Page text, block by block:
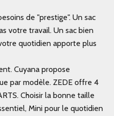
de "prestige". Un sac
votre travail. Un sac bien
quotidien apporte plus
Cuyana propose
par modèle. ZEDE offre 4
Choisir la bonne taille
Mini pour le quotidien